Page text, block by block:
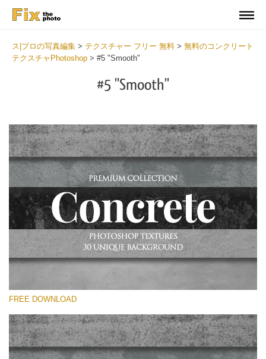
ス|プロの写真編集 > テクスチャー フリー 無料 > 無料のコンクリート
テクスチャPhotoshop > #5 "Smooth"
#5 "Smooth"
選んでください
Small 800*533px
Concrete Textures
FREE DOWNLOAD